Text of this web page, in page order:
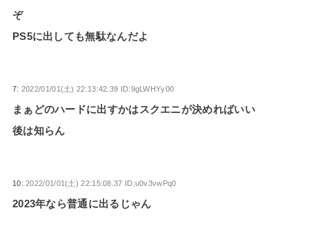
ぞ
PS5に出しても無駄なんだよ
7: 2022/01/01(土) 22:13:42.39 ID:9gLWHYy00
まぁどのハードに出すかはスクエニが決めればいい
後は知らん
10:2022/01/01(土) 22:15:08.37 ID:u0v3vwPq0
2023年なら普通に出るじゃん